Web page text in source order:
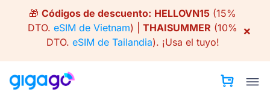
🎁 Códigos de descuento: HELLOVN15 (15%
DTO. eSIM de Vietnam) | THAISUMMER (10%
DTO. eSIM de Tailandia). ¡Usa el tuyo!
×